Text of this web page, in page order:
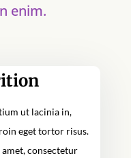
enim.
ut lacinia in,
eget tortor risus.
consectetur